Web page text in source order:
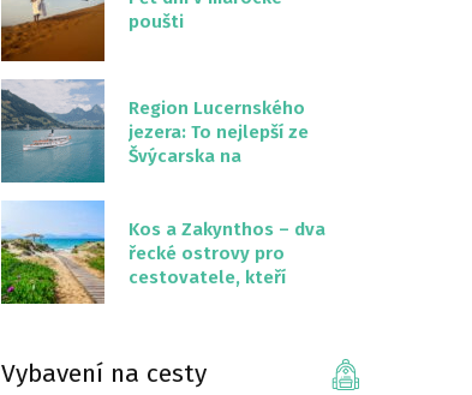
poušti
Region Lucernského
jezera: To nejlepší ze
Švýcarska na
Kos a Zakynthos – dva
řecké ostrovy pro
cestovatele, kteří
Vybavení na cesty